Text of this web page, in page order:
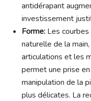
antidérapant
investissement
Forme: Les
naturelle de la
articulations et les
permet une prise
manipulation de la
plus délicates. La